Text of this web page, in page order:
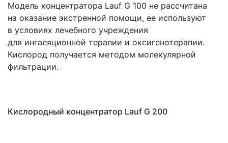
Модель концентратора Lauf G 100 не рассчитана
на оказание экстренной помощи, ее используют
в условиях лечебного учреждения
для ингаляционной терапии и оксигенотерапии.
Кислород получается методом молекулярной
фильтрации.
Кислородный концентратор Lauf G 200